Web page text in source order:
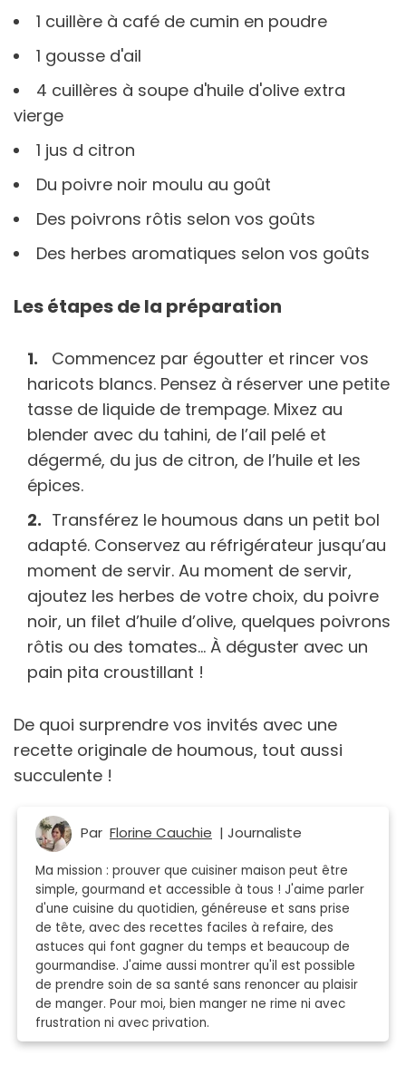
1 cuillère à café de cumin en poudre
1 gousse d'ail
4 cuillères à soupe d'huile d'olive extra
vierge
1 jus d citron
Du poivre noir moulu au goût
Des poivrons rôtis selon vos goûts
Des herbes aromatiques selon vos goûts
Les étapes de la préparation
Commencez par égoutter et rincer vos
haricots blancs. Pensez à réserver une petite
tasse de liquide de trempage. Mixez au
blender avec du tahini, de l’ail pelé et
dégermé, du jus de citron, de l’huile et les
épices.
Transférez le houmous dans un petit bol
adapté. Conservez au réfrigérateur jusqu’au
moment de servir. Au moment de servir,
ajoutez les herbes de votre choix, du poivre
noir, un filet d’huile d’olive, quelques poivrons
rôtis ou des tomates… À déguster avec un
pain pita croustillant !
De quoi surprendre vos invités avec une
recette originale de houmous, tout aussi
succulente !
Par Florine Cauchie | Journaliste
Ma mission : prouver que cuisiner maison peut être
simple, gourmand et accessible à tous ! J'aime parler
d'une cuisine du quotidien, généreuse et sans prise
de tête, avec des recettes faciles à refaire, des
astuces qui font gagner du temps et beaucoup de
gourmandise. J'aime aussi montrer qu'il est possible
de prendre soin de sa santé sans renoncer au plaisir
de manger. Pour moi, bien manger ne rime ni avec
frustration ni avec privation.